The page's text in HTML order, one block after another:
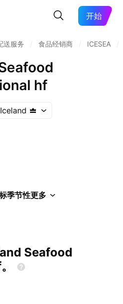
开始
送服务 食品经销商 ICESEA
hf
季节性更多
Seafood